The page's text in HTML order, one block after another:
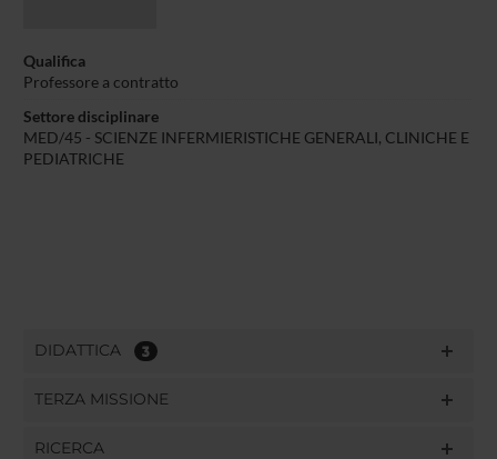
Qualifica
Professore a contratto
Settore disciplinare
MED/45 - SCIENZE INFERMIERISTICHE GENERALI, CLINICHE E
PEDIATRICHE
DIDATTICA 3
TERZA MISSIONE
RICERCA